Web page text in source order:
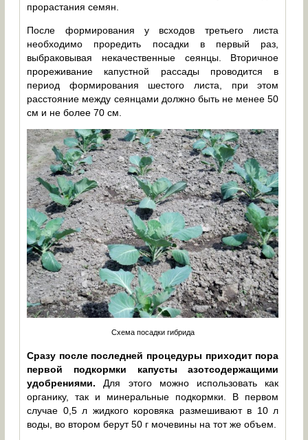
прорастания семян.
После формирования у всходов третьего листа
необходимо проредить посадки в первый раз,
выбраковывая некачественные сеянцы. Вторичное
прореживание капустной рассады проводится в
период формирования шестого листа, при этом
расстояние между сеянцами должно быть не менее 50
см и не более 70 см.
Схема посадки гибрида
Сразу после последней процедуры приходит пора
первой подкормки капусты азотсодержащими
удобрениями. Для этого можно использовать как
органику, так и минеральные подкормки. В первом
случае 0,5 л жидкого коровяка размешивают в 10 л
воды, во втором берут 50 г мочевины на тот же объем.